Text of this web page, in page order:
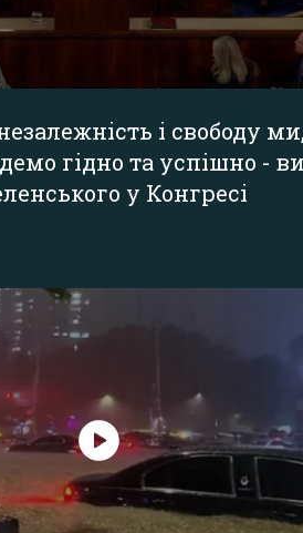
і свободу
гідно та успішно -
у Конгресі